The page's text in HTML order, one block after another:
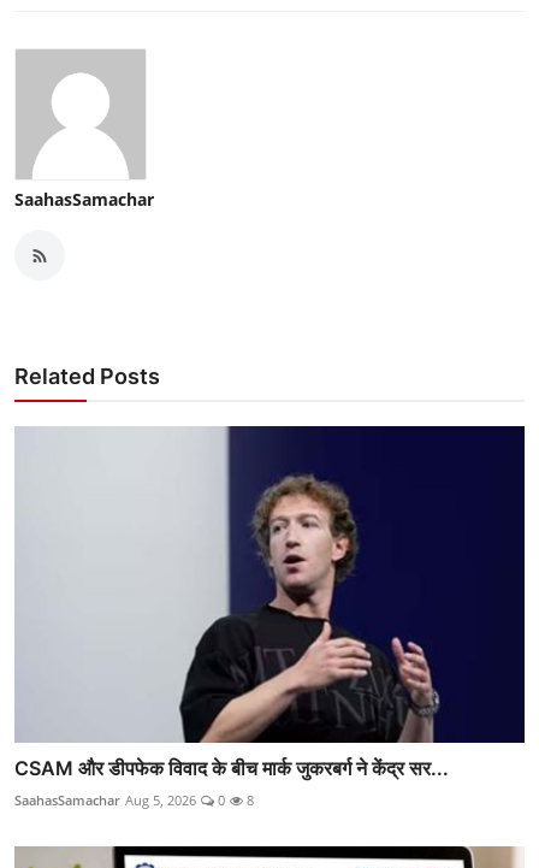
SaahasSamachar
Related Posts
CSAM और डीपफेक विवाद के बीच मार्क जुकरबर्ग ने केंद्र सर...
SaahasSamachar Aug 5, 2026 0 8